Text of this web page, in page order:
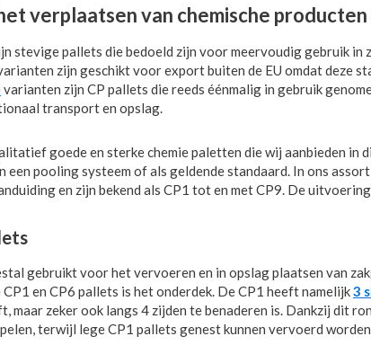
verplaatsen van chemische
stevige pallets die bedoeld zijn voor meervoudig gebruik
zijn geschikt voor export buiten de EU omdat deze
varianten zijn CP pallets die reeds éénmalig in gebruik
transport en opslag.
goede en sterke chemie paletten die wij aanbieden
een pooling systeem of als geldende standaard. In ons
en zijn bekend als CP1 tot en met CP9. De
gebruikt voor het vervoeren en in opslag plaatsen van
en CP6 pallets is het onderdek. De CP1 heeft namelijk3
maar zeker ook langs 4 zijden te benaderen is. Dankzij dit
terwijl lege CP1 pallets genest kunnen vervoerd